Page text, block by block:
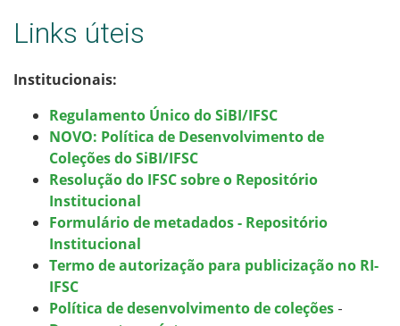
Links úteis
Institucionais:
Regulamento Único do SiBI/IFSC
NOVO: Política de Desenvolvimento de
Coleções do SiBI/IFSC
Resolução do IFSC sobre o Repositório
Institucional
Formulário de metadados - Repositório
Institucional
Termo de autorização para publicização no RI-
IFSC
Política de desenvolvimento de coleções -